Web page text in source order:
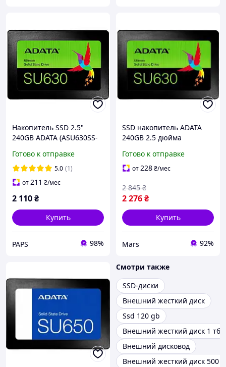
Накопитель SSD 2.5"
240GB ADATA (ASU630SS-
Готово к отправке
5.0 (1)
от211 ₴/мес
2 110₴
Купить
PAPS 98%
SSD накопитель ADATA
240GB 2.5 дюйма
твердотельный диск для
ПК и ноутбука sea
Готово к отправке
от228₴/мес
2 276₴
2 845 ₴
Купить
Mars 92%
Смотри также
SSD-диски
Внешний жесткий диск
Ssd 120 gb
Внешний жесткий диск 1 тб
Внешний дисковод
Внешний жесткий диск 500